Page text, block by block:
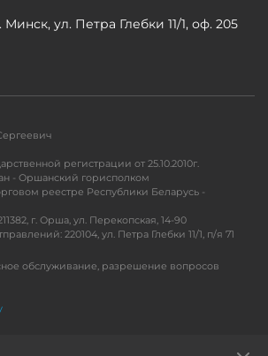
ул. Петра Глебки 11/1, оф. 205
регистрации от 25.10.2010г.
- Оршанский горисполком
реестре Республики Беларусь -
г. Орша, ул. Перекопская, 14-90
220104, ул. Петра Глебки 11/1, п/я 71
обслуживание, разрешение вопросов